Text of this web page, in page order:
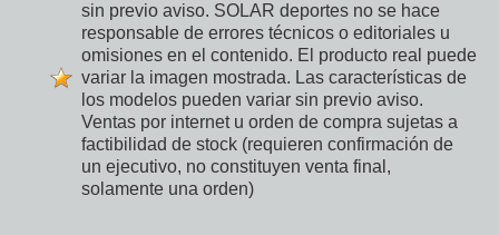
sin previo aviso. SOLAR deportes no se hace
responsable de errores técnicos o editoriales u
omisiones en el contenido. El producto real puede
variar la imagen mostrada. Las características de
los modelos pueden variar sin previo aviso.
Ventas por internet u orden de compra sujetas a
factibilidad de stock (requieren confirmación de
un ejecutivo, no constituyen venta final,
solamente una orden)